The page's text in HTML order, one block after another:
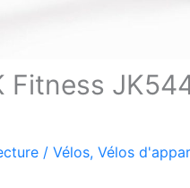
Fitness
/ Vélos, Vélos